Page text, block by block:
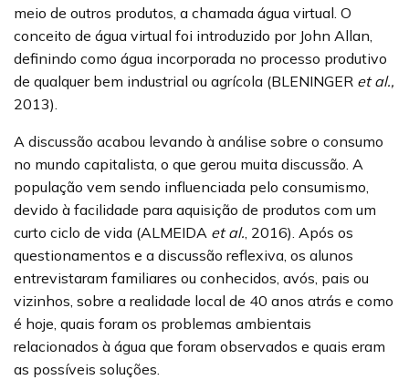
meio de outros produtos, a chamada água virtual. O
conceito de água virtual foi introduzido por John Allan,
definindo como água incorporada no processo produtivo
de qualquer bem industrial ou agrícola (BLENINGER et al.,
2013).
A discussão acabou levando à análise sobre o consumo
no mundo capitalista, o que gerou muita discussão. A
população vem sendo influenciada pelo consumismo,
devido à facilidade para aquisição de produtos com um
curto ciclo de vida (ALMEIDA et al., 2016). Após os
questionamentos e a discussão reflexiva, os alunos
entrevistaram familiares ou conhecidos, avós, pais ou
vizinhos, sobre a realidade local de 40 anos atrás e como
é hoje, quais foram os problemas ambientais
relacionados à água que foram observados e quais eram
as possíveis soluções.